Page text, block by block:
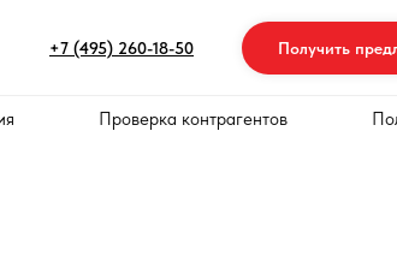
+7 (495) 260-18-50 Получить
Проверка контрагентов